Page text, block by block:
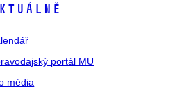
portál MU
média